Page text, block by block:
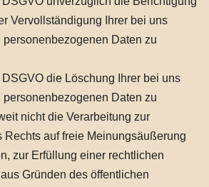
Vervollständigung Ihrer bei uns
Daten zu
die Löschung Ihrer bei uns
Daten zu
nicht die Verarbeitung zur
Rechts auf freie Meinungsäußerung
zur Erfüllung einer rechtlichen
Gründen des öffentlichen